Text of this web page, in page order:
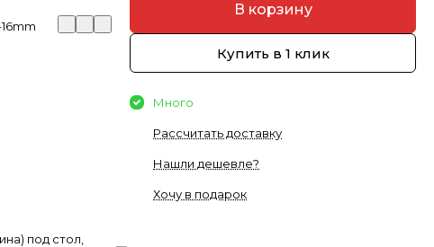
под стол,
В корзину
Купить в 1 клик
Много
Рассчитать доставку
Нашли дешевле?
Хочу в подарок